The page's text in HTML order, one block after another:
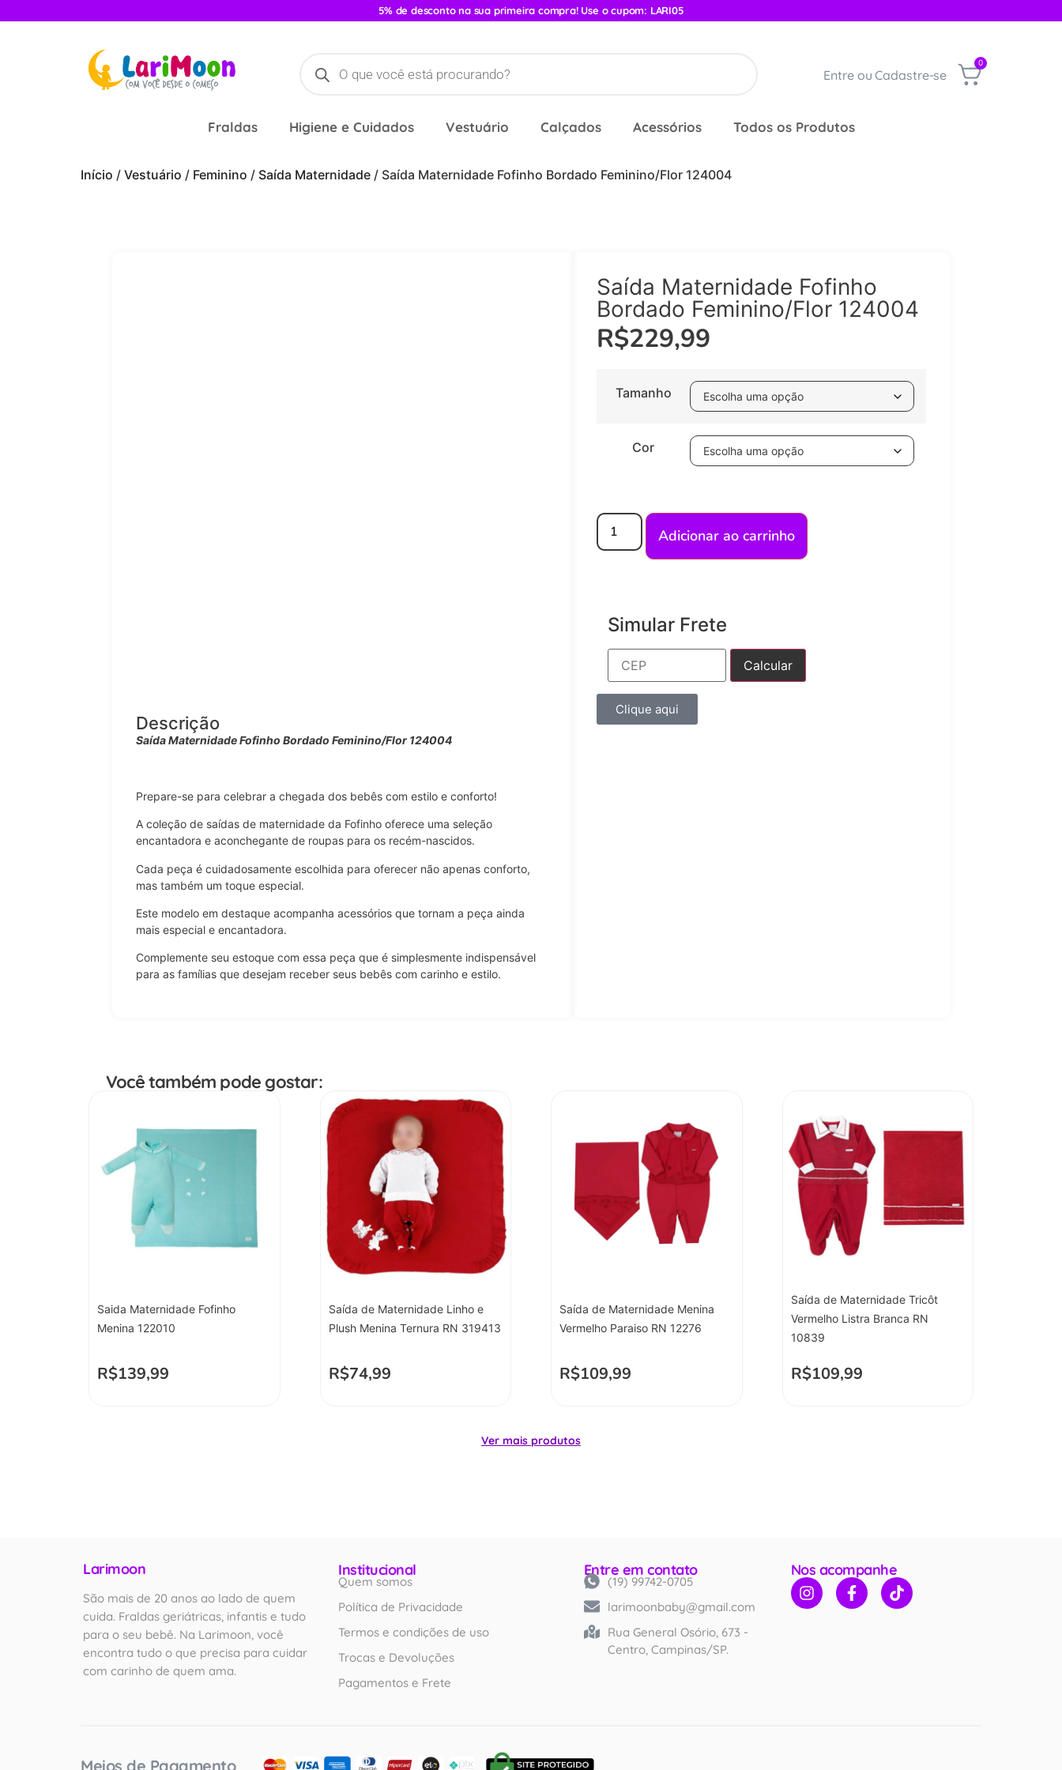
5% de desconto na sua primeira compra! Use o cupom: LARI05
Entre ou Cadastre-se
0
Fraldas Higiene e Cuidados Vestuário Calçados Acessórios Todos os Produtos
Início / Vestuário / Feminino / Saída Maternidade / Saída Maternidade Fofinho Bordado Feminino/Flor 124004
Descrição
Saída Maternidade Fofinho Bordado Feminino/Flor 124004
Prepare-se para celebrar a chegada dos bebês com estilo e conforto!
A coleção de saídas de maternidade da Fofinho oferece uma seleção
encantadora e aconchegante de roupas para os recém-nascidos.
Cada peça é cuidadosamente escolhida para oferecer não apenas conforto,
mas também um toque especial.
Este modelo em destaque acompanha acessórios que tornam a peça ainda
mais especial e encantadora.
Complemente seu estoque com essa peça que é simplesmente indispensável
para as famílias que desejam receber seus bebês com carinho e estilo.
Saída Maternidade Fofinho
Bordado Feminino/Flor 124004
R$229,99
Tamanho
Cor
Adicionar ao carrinho
Simular Frete
Calcular
Clique aqui
Você também pode gostar:
Saida Maternidade Fofinho
Menina 122010
R$139,99
Saída de Maternidade Linho e
Plush Menina Ternura RN 319413
R$74,99
Saída de Maternidade Menina
Vermelho Paraiso RN 12276
R$109,99
Saída de Maternidade Tricôt
Vermelho Listra Branca RN
10839
R$109,99
Ver mais produtos
Larimoon
São mais de 20 anos ao lado de quem
cuida. Fraldas geriátricas, infantis e tudo
para o seu bebê. Na Larimoon, você
encontra tudo o que precisa para cuidar
com carinho de quem ama.
Institucional
Quem somos
Política de Privacidade
Termos e condições de uso
Trocas e Devoluções
Pagamentos e Frete
Entre em contato
(19) 99742-0705
larimoonbaby@gmail.com
Rua General Osório, 673 -
Centro, Campinas/SP.
Nos acompanhe
Meios de Pagamento